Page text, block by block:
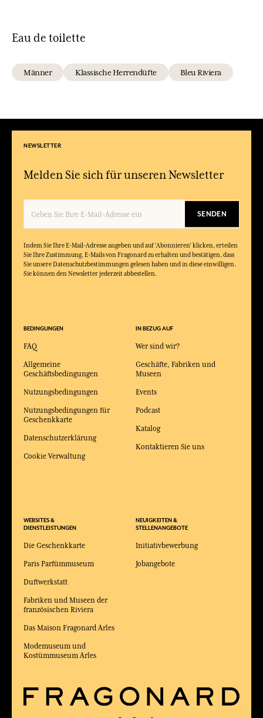
Eau de toilette
Männer Klassische Herrendüfte Bleu Riviera
NEWSLETTER
Melden Sie sich für unseren Newsletter
SENDEN
Indem Sie Ihre E-Mail-Adresse angeben und auf 'Abonnieren' klicken, erteilen
Sie Ihre Zustimmung, E-Mails von Fragonard zu erhalten und bestätigen, dass
Sie unsere Datenschutzbestimmungen gelesen haben und in diese einwilligen.
Sie können den Newsletter jederzeit abbestellen.
BEDINGUNGEN
FAQ
Allgemeine
Geschäftsbedingungen
Nutzungsbedingungen
Nutzungsbedingungen für
Geschenkkarte
Datenschutzerklärung
Cookie Verwaltung
WEBSITES &
DIENSTLEISTUNGEN
Die Geschenkkarte
Paris Parfümmuseum
Duftwerkstatt
Fabriken und Museen der
französischen Riviera
Das Maison Fragonard Arles
Modemuseum und
Kostümmuseum Arles
IN BEZUG AUF
Wer sind wir?
Geschäfte, Fabriken und
Museen
Events
Podcast
Katalog
Kontaktieren Sie uns
NEUIGKEITEN &
STELLENANGEBOTE
Initiativbewerbung
Jobangebote